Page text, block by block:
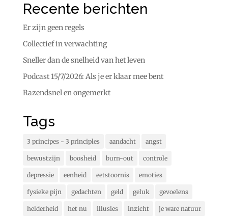
Recente berichten
Er zijn geen regels
Collectief in verwachting
Sneller dan de snelheid van het leven
Podcast 15/7/2026: Als je er klaar mee bent
Razendsnel en ongemerkt
Tags
3 principes - 3 principles aandacht angst
bewustzijn boosheid burn-out controle
depressie eenheid eetstoornis emoties
fysieke pijn gedachten geld geluk gevoelens
helderheid het nu illusies inzicht je ware natuur